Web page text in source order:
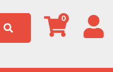
0